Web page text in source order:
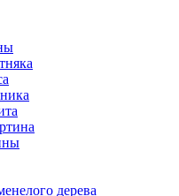
дерева